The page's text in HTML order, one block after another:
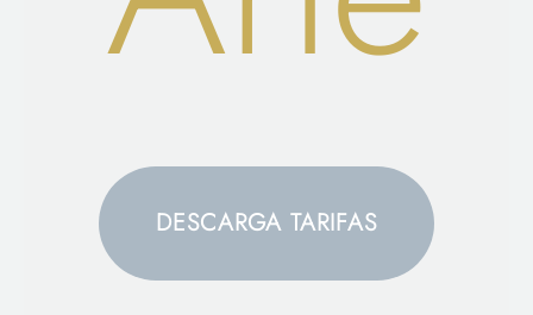
DESCARGA TARIFAS